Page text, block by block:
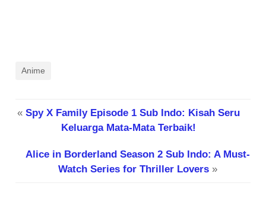
Anime
« Spy X Family Episode 1 Sub Indo: Kisah Seru
Keluarga Mata-Mata Terbaik!
Alice in Borderland Season 2 Sub Indo: A Must-
Watch Series for Thriller Lovers»